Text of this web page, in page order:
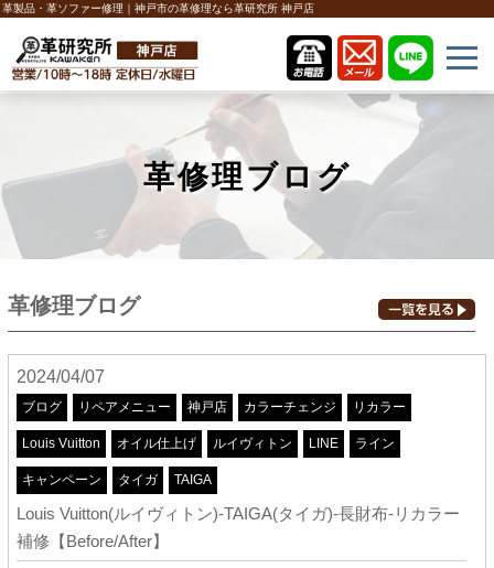
革製品・革ソファー修理｜神戸市の革修理なら革研究所 神戸店
革修理ブログ
革修理ブログ
2024/04/07
ブログ リペアメニュー 神戸店 カラーチェンジ リカラー
Louis Vuitton オイル仕上げ ルイヴィトン LINE ライン
キャンペーン タイガ TAIGA
Louis Vuitton(ルイヴィトン)-TAIGA(タイガ)-長財布-リカラー
補修【Before/After】